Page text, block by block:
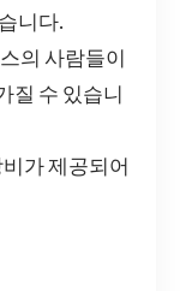
니다.
의 사람들이
질 수 있습니
가 제공되어